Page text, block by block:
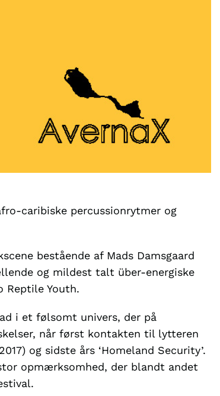
caribiske percussionrytmer og
bestående af Mads Damsgaard
og mildest talt über-energiske
Reptile Youth.
i et følsomt univers, der på
når først kontakten til lytteren
og sidste års ‘Homeland Security’.
opmærksomhed, der blandt andet